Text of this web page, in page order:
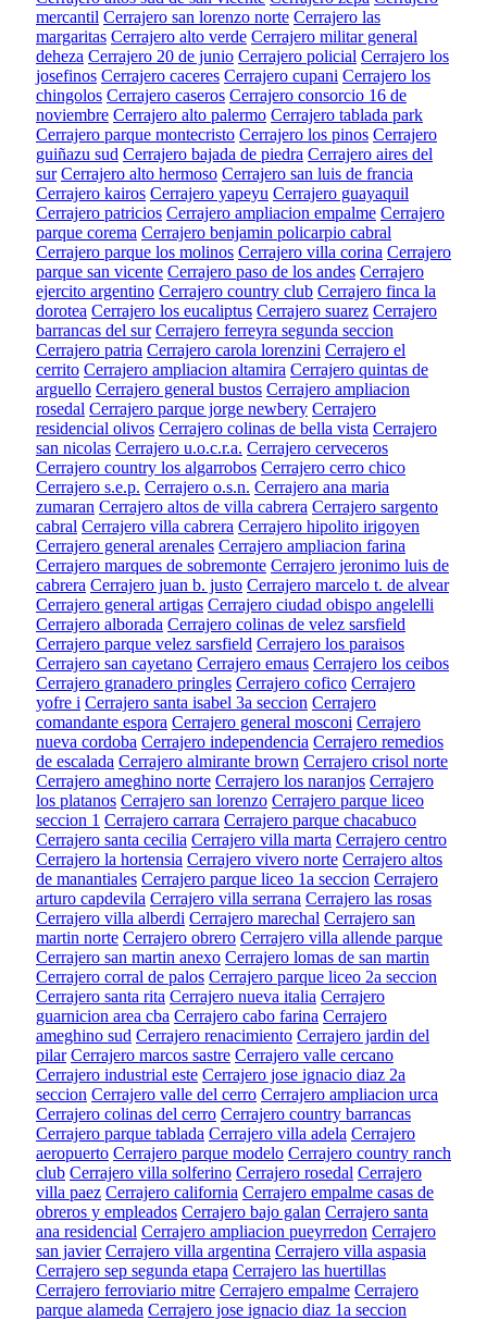
mercantil Cerrajero san lorenzo norte Cerrajero las
margaritas Cerrajero alto verde Cerrajero militar general
deheza Cerrajero 20 de junio Cerrajero policial Cerrajero los
josefinos Cerrajero caceres Cerrajero cupani Cerrajero los
chingolos Cerrajero caseros Cerrajero consorcio 16 de
noviembre Cerrajero alto palermo Cerrajero tablada park
Cerrajero parque montecristo Cerrajero los pinos Cerrajero
guiñazu sud Cerrajero bajada de piedra Cerrajero aires del
sur Cerrajero alto hermoso Cerrajero san luis de francia
Cerrajero kairos Cerrajero yapeyu Cerrajero guayaquil
Cerrajero patricios Cerrajero ampliacion empalme Cerrajero
parque corema Cerrajero benjamin policarpio cabral
Cerrajero parque los molinos Cerrajero villa corina Cerrajero
parque san vicente Cerrajero paso de los andes Cerrajero
ejercito argentino Cerrajero country club Cerrajero finca la
dorotea Cerrajero los eucaliptus Cerrajero suarez Cerrajero
barrancas del sur Cerrajero ferreyra segunda seccion
Cerrajero patria Cerrajero carola lorenzini Cerrajero el
cerrito Cerrajero ampliacion altamira Cerrajero quintas de
arguello Cerrajero general bustos Cerrajero ampliacion
rosedal Cerrajero parque jorge newbery Cerrajero
residencial olivos Cerrajero colinas de bella vista Cerrajero
san nicolas Cerrajero u.o.c.r.a. Cerrajero cerveceros
Cerrajero country los algarrobos Cerrajero cerro chico
Cerrajero s.e.p. Cerrajero o.s.n. Cerrajero ana maria
zumaran Cerrajero altos de villa cabrera Cerrajero sargento
cabral Cerrajero villa cabrera Cerrajero hipolito irigoyen
Cerrajero general arenales Cerrajero ampliacion farina
Cerrajero marques de sobremonte Cerrajero jeronimo luis de
cabrera Cerrajero juan b. justo Cerrajero marcelo t. de alvear
Cerrajero general artigas Cerrajero ciudad obispo angelelli
Cerrajero alborada Cerrajero colinas de velez sarsfield
Cerrajero parque velez sarsfield Cerrajero los paraisos
Cerrajero san cayetano Cerrajero emaus Cerrajero los ceibos
Cerrajero granadero pringles Cerrajero cofico Cerrajero
yofre i Cerrajero santa isabel 3a seccion Cerrajero
comandante espora Cerrajero general mosconi Cerrajero
nueva cordoba Cerrajero independencia Cerrajero remedios
de escalada Cerrajero almirante brown Cerrajero crisol norte
Cerrajero ameghino norte Cerrajero los naranjos Cerrajero
los platanos Cerrajero san lorenzo Cerrajero parque liceo
seccion 1 Cerrajero carrara Cerrajero parque chacabuco
Cerrajero santa cecilia Cerrajero villa marta Cerrajero centro
Cerrajero la hortensia Cerrajero vivero norte Cerrajero altos
de manantiales Cerrajero parque liceo 1a seccion Cerrajero
arturo capdevila Cerrajero villa serrana Cerrajero las rosas
Cerrajero villa alberdi Cerrajero marechal Cerrajero san
martin norte Cerrajero obrero Cerrajero villa allende parque
Cerrajero san martin anexo Cerrajero lomas de san martin
Cerrajero corral de palos Cerrajero parque liceo 2a seccion
Cerrajero santa rita Cerrajero nueva italia Cerrajero
guarnicion area cba Cerrajero cabo farina Cerrajero
ameghino sud Cerrajero renacimiento Cerrajero jardin del
pilar Cerrajero marcos sastre Cerrajero valle cercano
Cerrajero industrial este Cerrajero jose ignacio diaz 2a
seccion Cerrajero valle del cerro Cerrajero ampliacion urca
Cerrajero colinas del cerro Cerrajero country barrancas
Cerrajero parque tablada Cerrajero villa adela Cerrajero
aeropuerto Cerrajero parque modelo Cerrajero country ranch
club Cerrajero villa solferino Cerrajero rosedal Cerrajero
villa paez Cerrajero california Cerrajero empalme casas de
obreros y empleados Cerrajero bajo galan Cerrajero santa
ana residencial Cerrajero ampliacion pueyrredon Cerrajero
san javier Cerrajero villa argentina Cerrajero villa aspasia
Cerrajero sep segunda etapa Cerrajero las huertillas
Cerrajero ferroviario mitre Cerrajero empalme Cerrajero
parque alameda Cerrajero jose ignacio diaz 1a seccion